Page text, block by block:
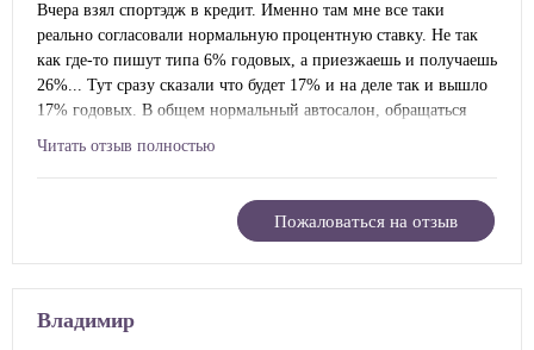
Вчера взял спортэдж в кредит. Именно там мне все таки
реально согласовали нормальную процентную ставку. Не так
как где-то пишут типа 6% годовых, а приезжаешь и получаешь
26%... Тут сразу сказали что будет 17% и на деле так и вышло
17% годовых. В общем нормальный автосалон, обращаться
можно, особенно советую его всем тем, кто планирует взять
этим и все детально расскажут и подскажут, проконсультируют
по всем вашим вопросам. Отдельное спасибо кредитному
менеджеру Валерию!
Читать отзыв полностью
Пожаловаться на отзыв
Владимир